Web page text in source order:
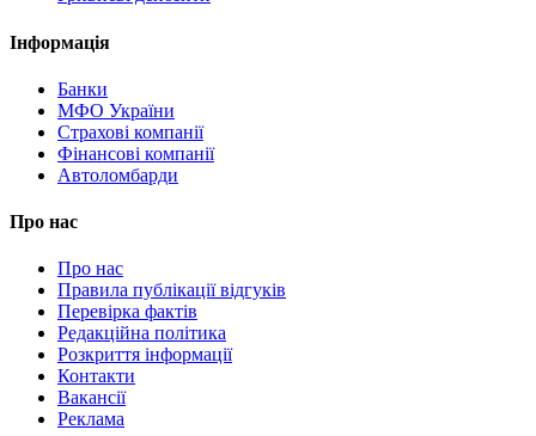
Інформація
Банки
МФО України
Страхові компанії
Фінансові компанії
Автоломбарди
Про нас
Про нас
Правила публікації відгуків
Перевірка фактів
Редакційна політика
Розкриття інформації
Контакти
Вакансії
Реклама